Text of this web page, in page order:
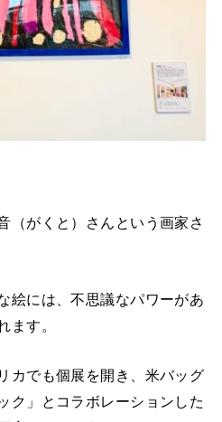
（がくと）さんという画家さ
絵には、不思議なパワーがあ
ます。
カでも個展を開き、米バッグ
ク」とコラボレーションした